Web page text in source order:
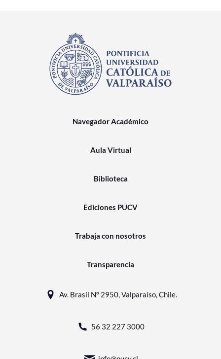
Navegador Académico
Aula Virtual
Biblioteca
Ediciones PUCV
Trabaja con nosotros
Transparencia
Av. Brasil N° 2950, Valparaíso, Chile.
56 32 227 3000